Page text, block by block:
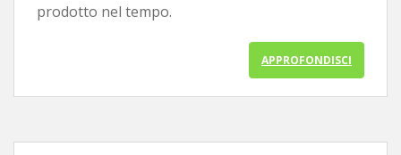
prodotto nel tempo.
APPROFONDISCI